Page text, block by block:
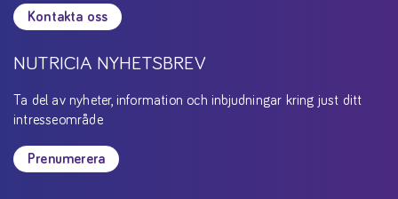
Kontakta oss
NUTRICIA NYHETSBREV
Ta del av nyheter, information och inbjudningar kring just ditt
intresseområde
Prenumerera